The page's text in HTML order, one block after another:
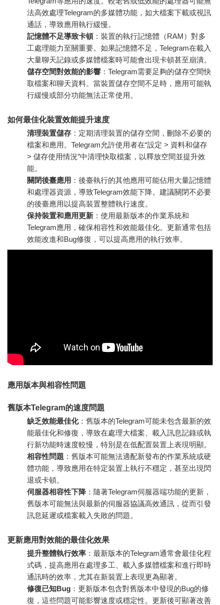
法高效處理Telegram的多媒體功能，如大檔案下載或視訊
通話，導致應用執行緩慢。
記憶體不足導致卡頓 ：裝置的執行記憶體（RAM）對多
工處理能力至關重要。如果記憶體不足，Telegram在載入
大量聊天記錄或多媒體檔案時可能會出現卡頓甚至崩潰。
儲存空間對效能的影響 ：Telegram需要足夠的儲存空間快
取檔案和聊天資料。當裝置儲存空間不足時，應用可能執
行緩慢或部分功能無法正常使用。
如何最佳化裝置效能提升速度
清理裝置儲存 ：定期清理裝置的儲存空間，刪除不必要的
檔案和應用。Telegram允許使用者在“設定 > 資料和儲存
> 儲存使用情況”中清理快取檔案，以釋放空間並提升效
能。
關閉後臺應用 ：後臺執行的其他應用可能佔用大量記憶體
和處理器資源，導致Telegram效能下降。建議關閉不必要
的後臺應用以提高裝置整體執行速度。
保持裝置和應用更新 ：使用最新版本的作業系統和
Telegram應用，確保相容性和效能最佳化。更新通常包括
效能改進和Bug修復，可以提高應用的執行效率。
應用版本與相容性問題
舊版本Telegram的速度問題
缺乏效能最佳化：舊版本的Telegram可能未包含最新的效
能最佳化和修復，導致在處理大檔案、載入訊息記錄或執
行新功能時速度較慢，特別是在低配置裝置上表現明顯。
相容性問題 ：舊版本可能無法適配新發布的作業系統或硬
體功能，導致應用在特定裝置上執行不穩定，甚至出現閃
退或卡頓。
伺服器相容性下降：隨著Telegram伺服器端功能的更新，
舊版本可能無法與最新的伺服器協議高效通訊，從而引發
訊息延遲或檔案載入失敗的問題。
更新應用對效能的最佳化效果
提升整體執行效率 ：最新版本的Telegram通常會最佳化程
式碼，提高應用在處理多工、載入多媒體檔案和進行即時
通訊時的效率，尤其在新裝置上表現更為顯著。
修復已知Bug ：更新版本包含對舊版本中發現的Bug的修
復，這些問題可能影響速度或穩定性。更新後可顯著改善